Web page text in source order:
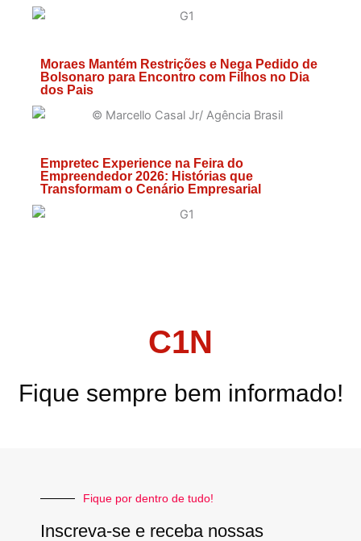
Moraes Mantém Restrições e Nega Pedido de
Bolsonaro para Encontro com Filhos no Dia
dos Pais
Empretec Experience na Feira do
Empreendedor 2026: Histórias que
Transformam o Cenário Empresarial
C1N
Fique sempre bem informado!
Fique por dentro de tudo!
Inscreva-se e receba nossas